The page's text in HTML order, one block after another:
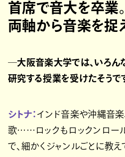
首席で音大を卒業
両軸から音楽を捉
─大阪音楽大学では、いろん
研究する授業を受けたそうで
シトナ： インド音楽や沖縄音楽
歌……ロックもロックンロー
で、細かくジャンルごとに教